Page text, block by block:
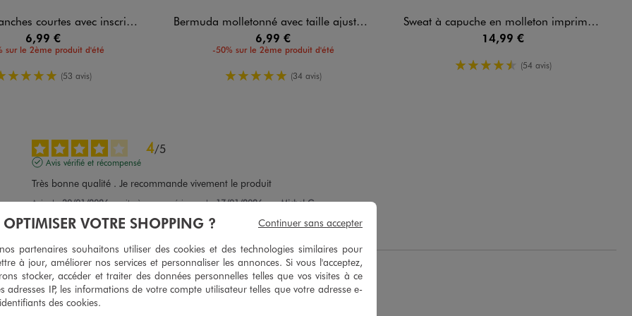
courtes avec inscriptions graffiti garçon
6,99 €
sur le 2ème produit d'été
5/5 de moyenne
(53 avis)
Bermuda molletonné avec taille ajustable garçon
6,99 €
-50% sur le 2ème produit d'été
5/5 de moyenne
(34 avis)
Sweat à capuche en molleton imprimé garçon
14,99 €
4.5/5 de moyenne
(54 avis)
4/5
Avis vérifié et récompensé
Très bonne qualité . Je recommande vivement le produit
Avis du30/01/2026 , suite à une expérience du17/01/2026 parMichel G.
Utile(0) Signaler
5 /5
Avis vérifié et récompensé
Crest top
OPTIMISER VOTRE SHOPPING ?
partenaires souhaitons utiliser des cookies et des technologies similaires pour
à jour, améliorer nos services et personnaliser les annonces. Si vous l'acceptez,
stocker, accéder et traiter des données personnelles telles que vos visites à ce
adresses IP, les informations de votre compte utilisateur telles que votre adresse e-
des cookies.
Continuer sans accepter